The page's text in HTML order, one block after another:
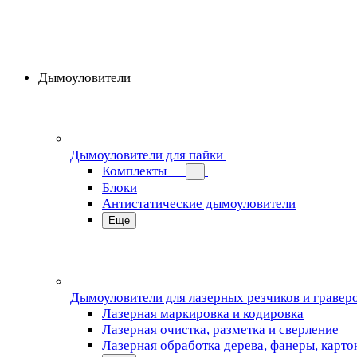
Дымоуловители
Дымоуловители для пайки
Комплекты
Блоки
Антистатические дымоуловители
Еще
Дымоуловители для лазерных резчиков и
Лазерная маркировка и кодировка
Лазерная очистка, разметка и сверление
Лазерная обработка дерева, фанеры,